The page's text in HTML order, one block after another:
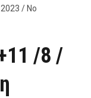
/ No
/8 /